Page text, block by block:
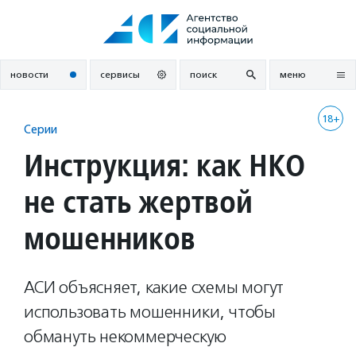
новости сервисы поиск меню
18+
Серии
Инструкция: как НКО
не стать жертвой
мошенников
АСИ объясняет, какие схемы могут
использовать мошенники, чтобы
обмануть некоммерческую